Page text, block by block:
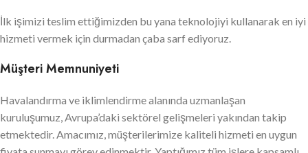
İlk işimizi teslim ettiğimizden bu yana teknolojiyi kullanarak en iyi
hizmeti vermek için durmadan çaba sarf ediyoruz.
Müşteri Memnuniyeti
Havalandırma ve iklimlendirme alanında uzmanlaşan
kuruluşumuz, Avrupa’daki sektörel gelişmeleri yakından takip
etmektedir. Amacımız, müşterilerimize kaliteli hizmeti en uygun